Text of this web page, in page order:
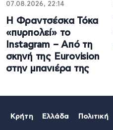
07.08.2026, 22:14
Η Φραντσέσκα Τόκα
«πυρπολεί» το
Instagram – Από τη
σκηνή της Eurovision
στην μπανιέρα της
Κρήτη Ελλάδα Πολιτική